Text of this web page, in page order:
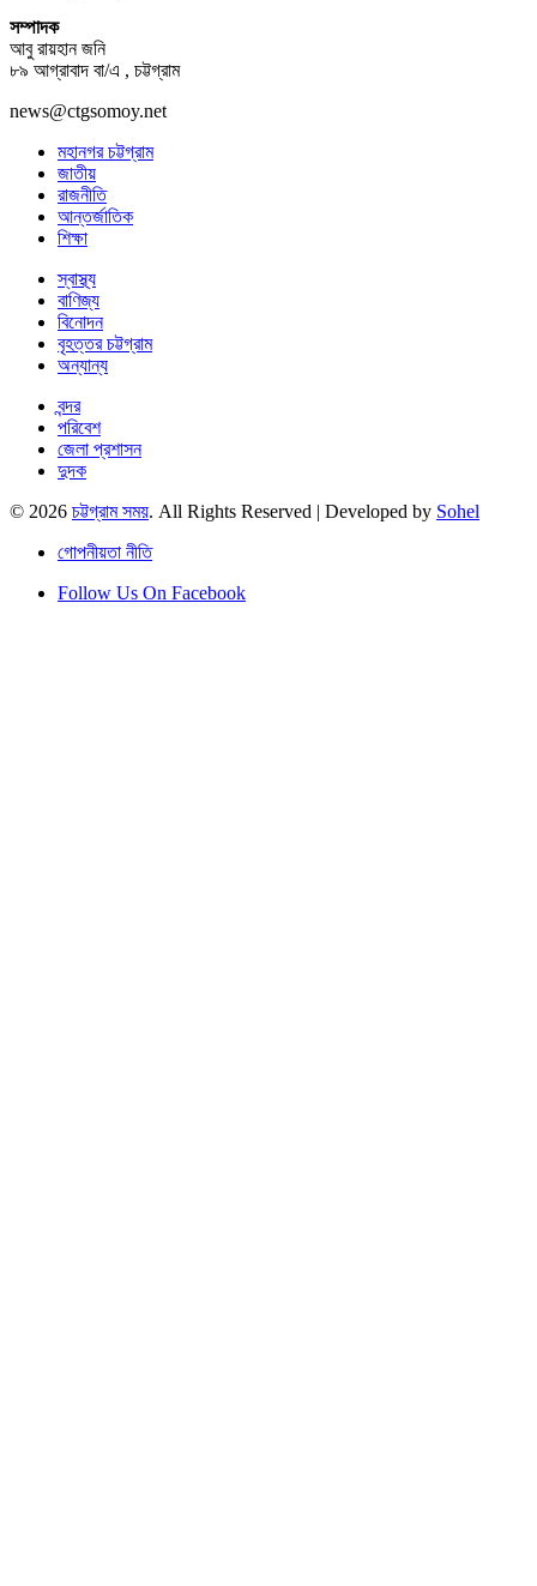
সম্পাদক
আবু রায়হান জনি
৮৯ আগ্রাবাদ বা/এ , চট্টগ্রাম
news@ctgsomoy.net
মহানগর চট্টগ্রাম
জাতীয়
রাজনীতি
আন্তর্জাতিক
শিক্ষা
স্বাস্থ্য
বাণিজ্য
বিনোদন
বৃহত্তর চট্টগ্রাম
অন্যান্য
বন্দর
পরিবেশ
জেলা প্রশাসন
দুদক
© 2026 চট্টগ্রাম সময়. All Rights Reserved | Developed by Sohel
গোপনীয়তা নীতি
Follow Us On Facebook